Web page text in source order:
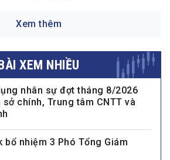
Xem thêm
XEM NHIỀU
nhân sự đợt tháng 8/2026
sở chính, Trung tâm CNTT và
bổ nhiệm 3 Phó Tổng Giám